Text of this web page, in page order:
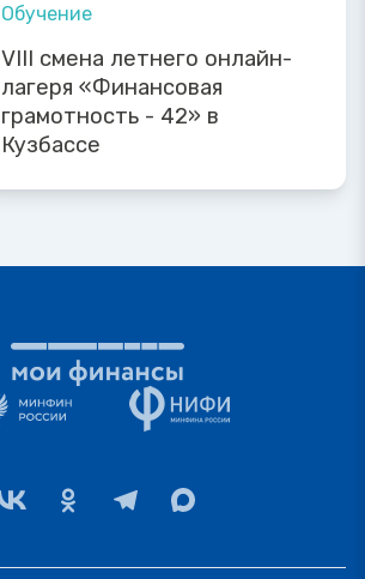
Обучение
VIII смена летнего онлайн-
лагеря «Финансовая
грамотность - 42» в
Кузбассе